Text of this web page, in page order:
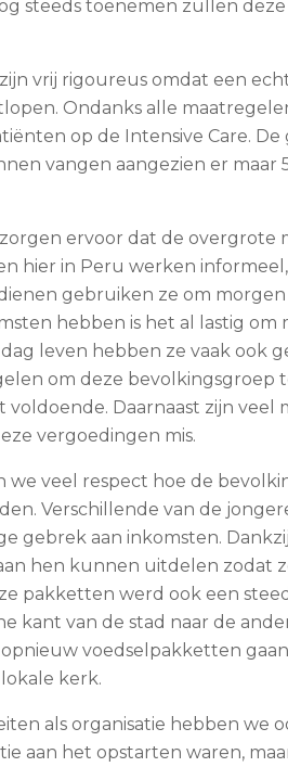
steeds toenemen zullen
vrij rigoureus omdat een
Ondanks alle
op de Intensive Care. De
vangen aangezien er maar
ervoor dat de overgrote
hier in Peru werken
gebruiken ze om
hebben is het al lastig
leven hebben ze vaak ook
om deze bevolkingsgroep
voldoende. Daarnaast zijn
vergoedingen mis.
we veel respect hoe de
Verschillende van de
gebrek aan inkomsten.
hen kunnen uitdelen zodat
pakketten werd ook een
kant van de stad naar de
voedselpakketten
kerk.
als organisatie hebben
aan het opstarten waren,